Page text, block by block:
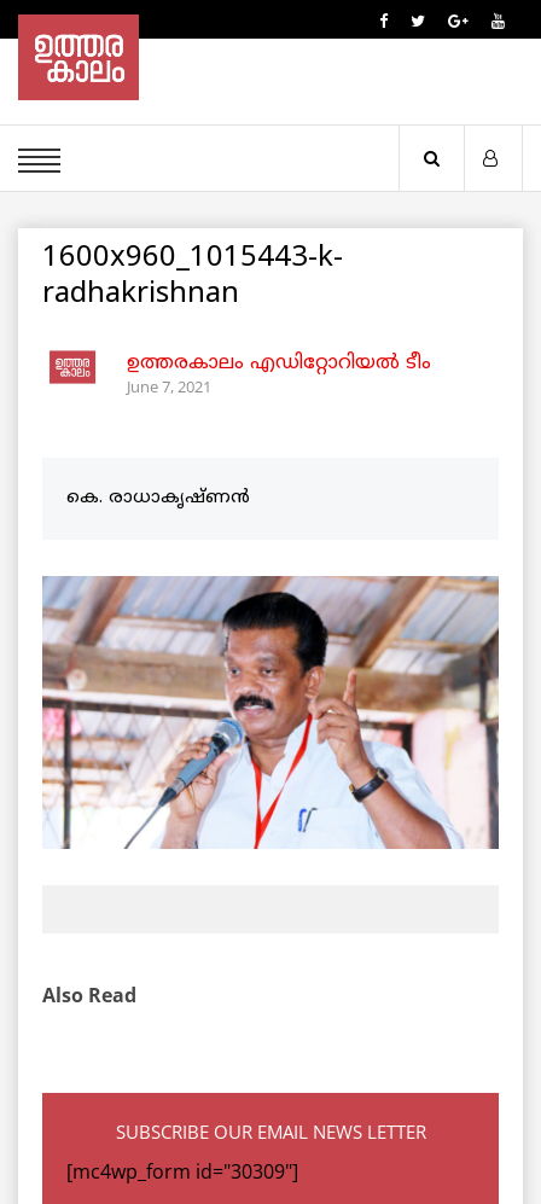
1600x960_1015443-k-
radhakrishnan
ഉത്തരകാലം എഡിറ്റോറിയല്‍ ടീം
June 7, 2021
കെ. രാധാകൃഷ്ണൻ
Also Read
SUBSCRIBE OUR EMAIL NEWS LETTER
[mc4wp_form id="30309"]